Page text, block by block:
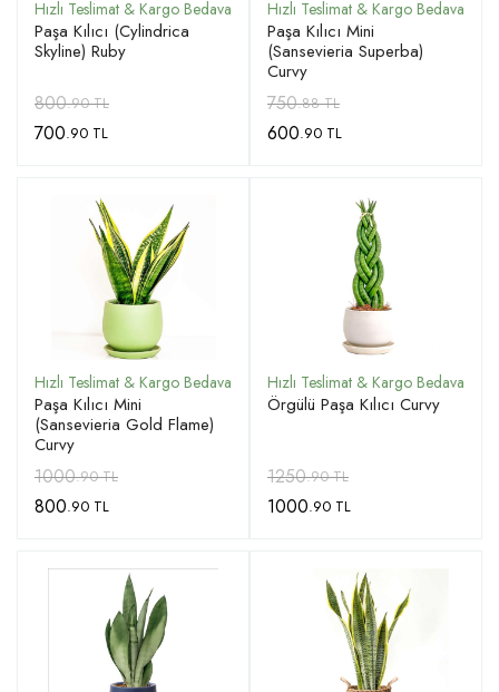
Paşa Kılıcı (Cylindrica
Skyline) Ruby
800.90 TL
700.90 TL
Paşa Kılıcı Mini
(Sansevieria Superba)
Curvy
750.88 TL
600.90 TL
Paşa Kılıcı Mini
(Sansevieria Gold Flame)
Curvy
1000.90 TL
800.90 TL
Örgülü Paşa Kılıcı Curvy
1250.90 TL
1000.90 TL